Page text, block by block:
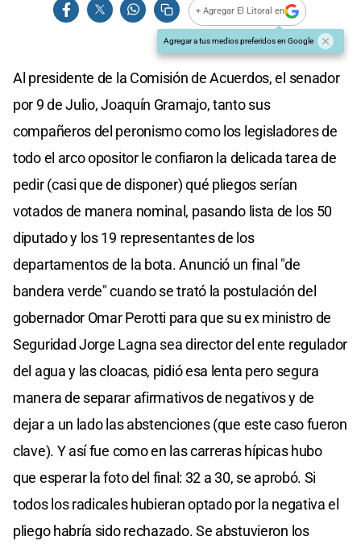
+ Agregar El Litoral en
Agregar a tus medios preferidos en Google
Al presidente de la Comisión de Acuerdos, el senador
por 9 de Julio, Joaquín Gramajo, tanto sus
compañeros del peronismo como los legisladores de
todo el arco opositor le confiaron la delicada tarea de
pedir (casi que de disponer) qué pliegos serían
votados de manera nominal, pasando lista de los 50
diputado y los 19 representantes de los
departamentos de la bota. Anunció un final "de
bandera verde" cuando se trató la postulación del
gobernador Omar Perotti para que su ex ministro de
Seguridad Jorge Lagna sea director del ente regulador
del agua y las cloacas, pidió esa lenta pero segura
manera de separar afirmativos de negativos y de
dejar a un lado las abstenciones (que este caso fueron
clave). Y así fue como en las carreras hípicas hubo
que esperar la foto del final: 32 a 30, se aprobó. Si
todos los radicales hubieran optado por la negativa el
pliego habría sido rechazado. Se abstuvieron los